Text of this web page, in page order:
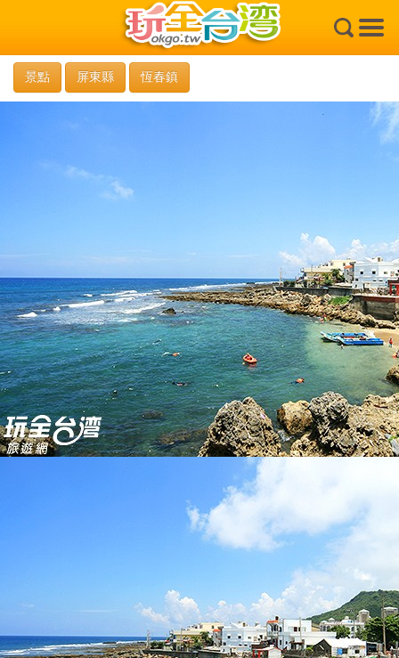
×
景點 屏東縣 恆春鎮